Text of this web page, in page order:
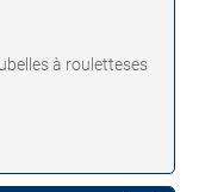
à rouletteses